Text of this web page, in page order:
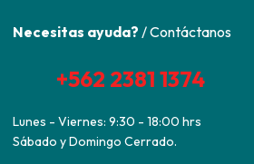
Necesitas ayuda? / Contáctanos
+562 2381 1374
Lunes - Viernes: 9:30 - 18:00 hrs
Sábado y Domingo Cerrado.